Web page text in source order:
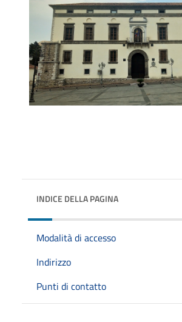
INDICE DELLA PAGINA
Modalità di accesso
Indirizzo
Punti di contatto